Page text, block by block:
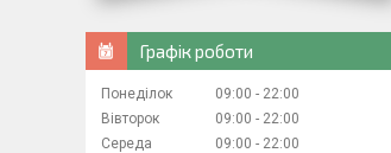
Графік роботи
Понеділок 09:00
22:00
Вівторок
09:00
22:00
Середа
09:00
22:00